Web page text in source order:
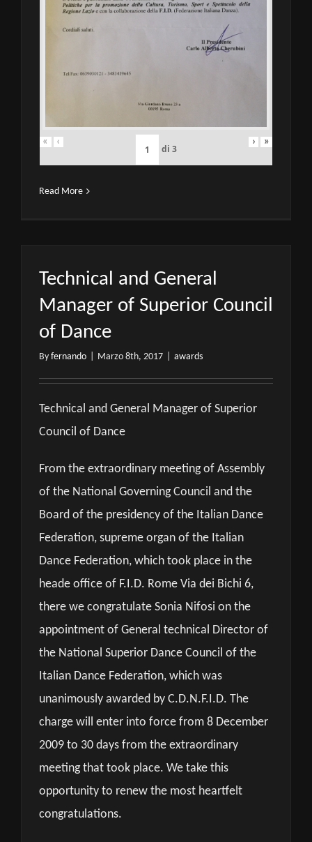
« ‹
di 3
› »
Read More
Technical and General
Manager of Superior Council
of Dance
By fernando Marzo 8th, 2017 awards
Technical and General Manager of Superior
Council of Dance
From the extraordinary meeting of Assembly
of the National Governing Council and the
Board of the presidency of the Italian Dance
Federation, supreme organ of the Italian
Dance Federation, which took place in the
heade office of F.I.D. Rome Via dei Bichi 6,
there we congratulate Sonia Nifosi on the
appointment of General technical Director of
the National Superior Dance Council of the
Italian Dance Federation, which was
unanimously awarded by C.D.N.F.I.D. The
charge will enter into force from 8 December
2009 to 30 days from the extraordinary
meeting that took place. We take this
opportunity to renew the most heartfelt
congratulations.